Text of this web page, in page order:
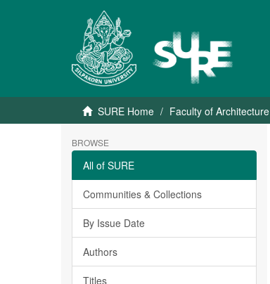
SURE Home Faculty of Architecture
BROWSE
All of SURE
Communities & Collections
By Issue Date
Authors
Titles